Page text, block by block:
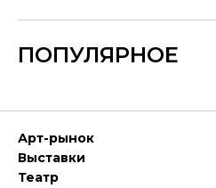
ПОПУЛЯРНОЕ
Арт-рынок
Выставки
Театр